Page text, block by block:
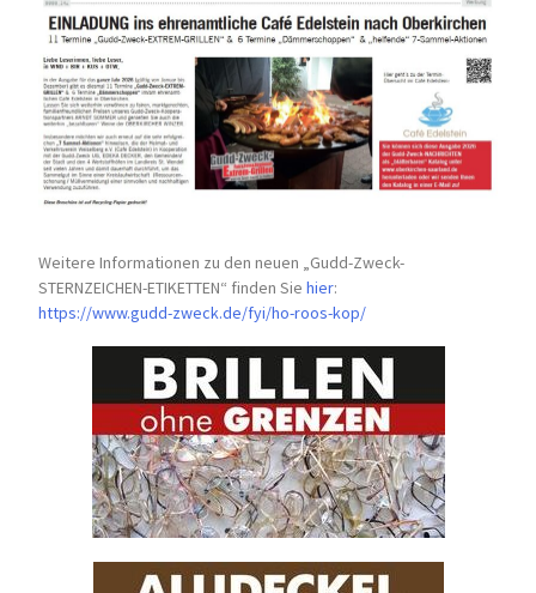
Weitere Informationen zu den neuen „Gudd-Zweck-
STERNZEICHEN-ETIKETTEN“ finden Siehier:
https://www.gudd-zweck.de/fyi/ho-roos-kop/